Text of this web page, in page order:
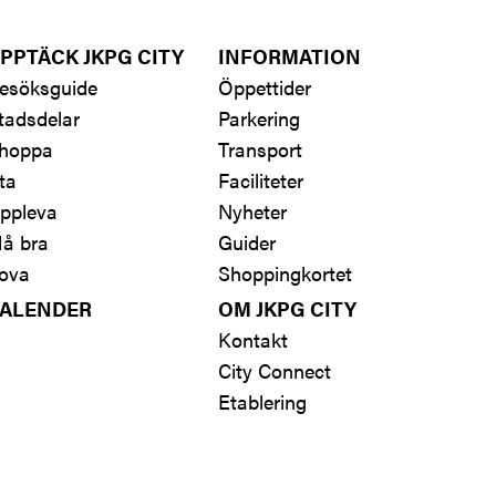
JKPG CITY
bra
INFORMATION
Öppettider
Parkering
Transport
Faciliteter
Nyheter
Guider
Shoppingkortet
OM JKPG CITY
Kontakt
City Connect
Etablering